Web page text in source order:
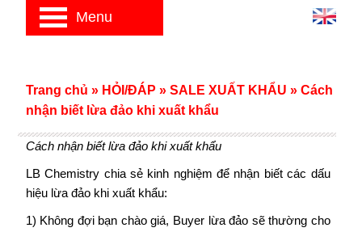
Cách nhận biết lừa đảo khi xuất khẩu
LB Chemistry chia sẻ kinh nghiệm để nhận biết các dấu
hiệu lừa đảo khi xuất khẩu:
1) Không đợi bạn chào giá, Buyer lừa đảo sẽ thường cho
Trang chủ » HỎI/ĐÁP » SALE XUẤT KHẨU » Cách
nhận biết lừa đảo khi xuất khẩu
Menu